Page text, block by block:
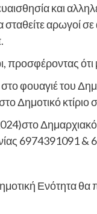
και
αρωγοί
ότι
φουαγιέ του
Δημοτικό κτίριο
6974391091
Ενότητα θα